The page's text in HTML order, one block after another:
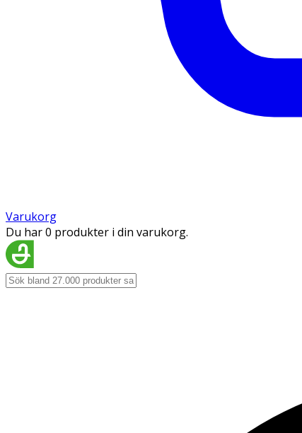
Varukorg
Du har 0 produkter i din varukorg.